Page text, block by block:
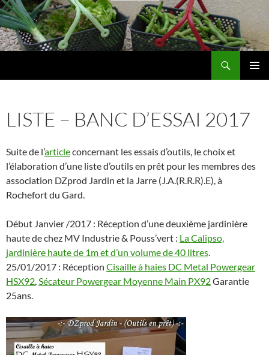
Aller
au
contenu
LISTE – BANC D’ESSAI 2017
Suite de l’articleconcernant les essais d’outils, le choix et
l’élaboration d’une liste d’outils en prêt pour les membres des
association DZprod Jardin et la Jarre (J.A.(R.R.R).E), à
Rochefort du Gard.
Début Janvier /2017 : Réception d’une deuxième jardinière
haute de chez MV Industrie & Pouss’vert : La Calipso,
jardinière haute de 1m et d’un volume de 40 litres.
25/01/2017 : Réception Cisaille à haies DC Metal Powergear
HSX92,Sécateur Powergear Moyenne Main PX92Garantie
25ans.